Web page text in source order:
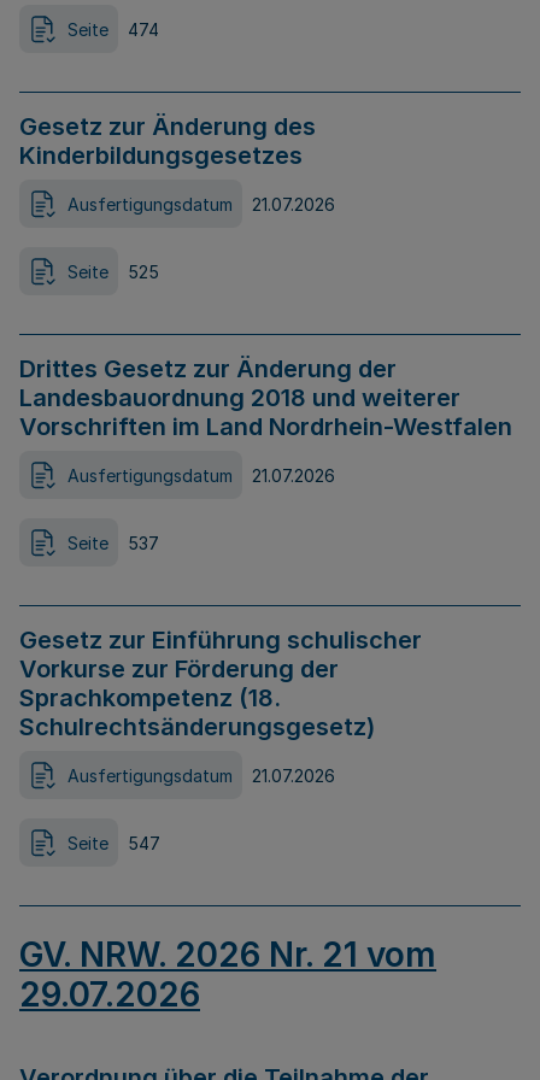
Seite 474
Gesetz zur Änderung des
Kinderbildungsgesetzes
Ausfertigungsdatum 21.07.2026
Seite 525
Drittes Gesetz zur Änderung der
Landesbauordnung 2018 und weiterer
Vorschriften im Land Nordrhein-Westfalen
Ausfertigungsdatum 21.07.2026
Seite 537
Gesetz zur Einführung schulischer
Vorkurse zur Förderung der
Sprachkompetenz (18.
Schulrechtsänderungsgesetz)
Ausfertigungsdatum 21.07.2026
Seite 547
GV. NRW. 2026 Nr. 21 vom
29.07.2026